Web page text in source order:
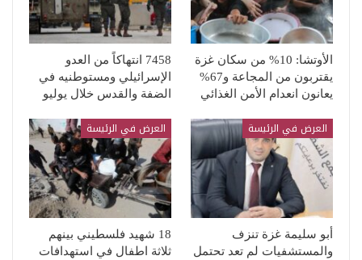
الأوتشا: 10% من سكان غزة
يقتربون من المجاعة و67%
يعانون انعدام الأمن الغذائي
7458 انتهاكاً من العدو
الإسرائيلي ومستوطنيه في
الضفة والقدس خلال يوليو
العرض في الرئيسة
أبو سليمة غزة تنزف
والمستشفيات لم تعد تحتمل
العرض في الرئيسة
18 شهيد فلسطيني بينهم
ثلاثة اطفال في استهدافات